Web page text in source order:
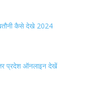
कैसे देखे 2024
प्रदेश ऑनलाइन देखें